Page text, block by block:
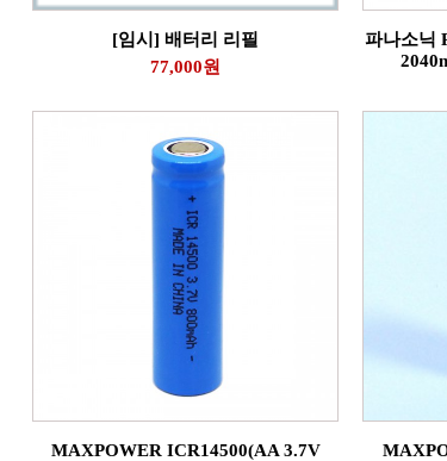
[임시] 배터리 리필
77,000원
파나소닉
MAXPOWER ICR14500(AA 3.7V